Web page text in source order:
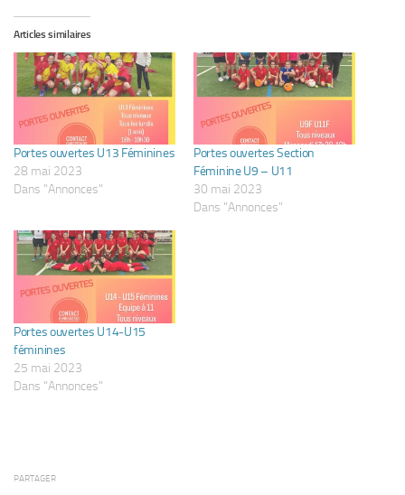
Articles similaires
Portes ouvertes U13 Féminines
28 mai 2023
Dans "Annonces"
Portes ouvertes Section
Féminine U9 – U11
30 mai 2023
Dans "Annonces"
Portes ouvertes U14-U15
féminines
25 mai 2023
Dans "Annonces"
PARTAGER